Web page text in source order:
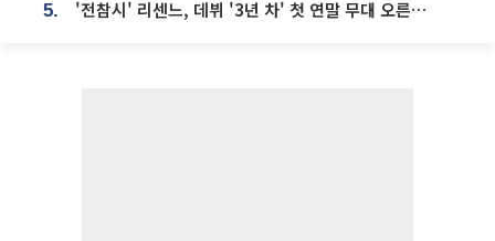
5. '전참시' 리센느, 데뷔 '3년 차' 첫 연말 무대 오른다⋯"그동안 섭외 안 와"